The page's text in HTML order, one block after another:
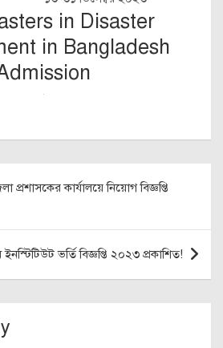
in Disaster
in Bangladesh
কার্যালয়ে নিয়োগ বিজ্ঞপ্তি
ভর্তি বিজ্ঞপ্তি ২০২৩ প্রকাশিত!